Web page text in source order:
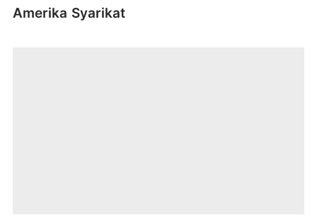
Amerika Syarikat